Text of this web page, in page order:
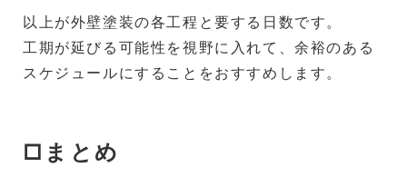
以上が外壁塗装の各工程と要する日数です。
工期が延びる可能性を視野に入れて、余裕のある
スケジュールにすることをおすすめします。
□まとめ